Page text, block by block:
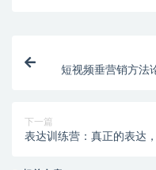
短视频垂营销方法
下一篇
表达训练营：真正的表达